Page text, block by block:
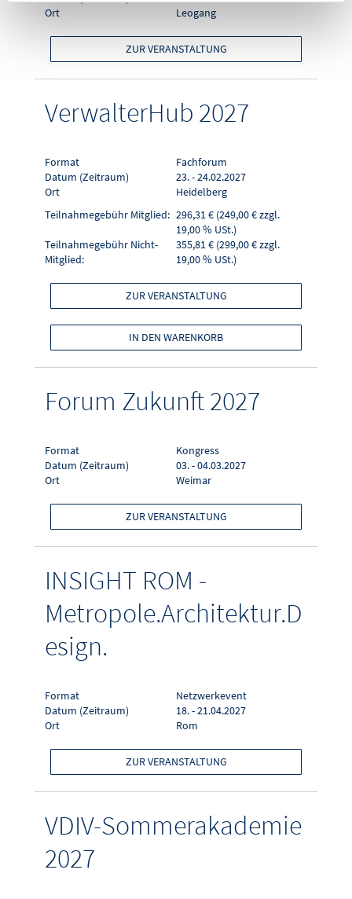
Ort
Leogang
ZUR VERANSTALTUNG
VerwalterHub 2027
Format
Fachforum
Datum (Zeitraum)
23. - 24.02.2027
Ort
Heidelberg
Teilnahmegebühr Mitglied: 296,31 € (249,00 € zzgl.
19,00 % USt.)
Teilnahmegebühr Nicht-
Mitglied:
355,81 € (299,00 € zzgl.
19,00 % USt.)
ZUR VERANSTALTUNG
IN DEN WARENKORB
Forum Zukunft 2027
Format
Kongress
Datum (Zeitraum)
03. - 04.03.2027
Ort
Weimar
ZUR VERANSTALTUNG
INSIGHT ROM -
Metropole.Architektur.D
esign.
Format
Netzwerkevent
Datum (Zeitraum)
18. - 21.04.2027
Ort
Rom
ZUR VERANSTALTUNG
VDIV-Sommerakademie
2027